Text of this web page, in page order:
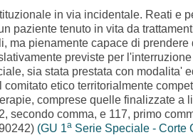
in via incidentale. Reati e
paziente tenuto in vita da
ma pienamente capace di
previste per
sia stata prestata con
etico territorialmente
comprese quelle finalizzate a
secondo comma, e 117, primo
(GU 1a Serie Speciale - Corte